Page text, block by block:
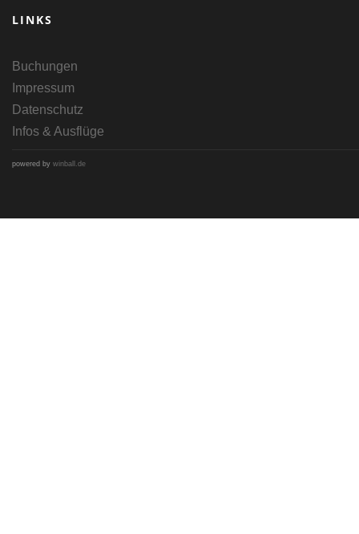
LINKS
Buchungen
Impressum
Datenschutz
Infos & Ausflüge
powered by winball.de